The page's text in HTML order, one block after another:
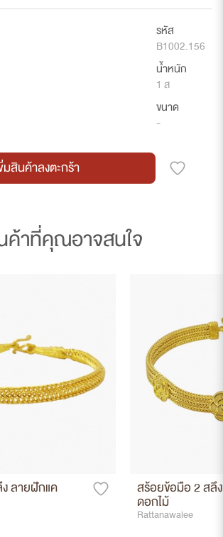
รหัส
B1002.156
น้ำหนัก
1 ส
ขนาด
-
มสินค้าลงตะกร้า
ค้าที่คุณอาจสนใจ
ลายฝักแค สร้อยข้อมือ 2 สลึ
ดอกไม้
Rattanawalee